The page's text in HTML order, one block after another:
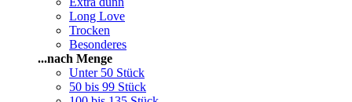
Long Love
Trocken
Besonderes
...nach Menge
Unter 50 Stück
50 bis 99 Stück